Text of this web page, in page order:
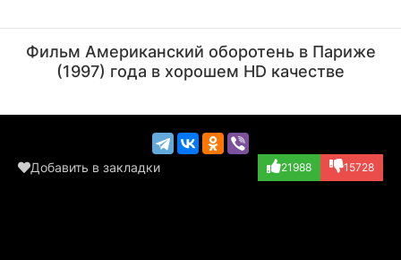
(Dr. Thierry Pig...)
(Serafine Pigot)
Фильм Американский оборотень в Париже
(1997) года в хорошем HD качестве
Добавить в закладки 21988 15728